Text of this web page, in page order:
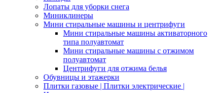
Лопаты для уборки снега
Миниклинеры
Мини стиральные машины и центрифуги
Мини стиральные машины активаторного
типа полуавтомат
Мини стиральные машины с отжимом
полуавтомат
Центрифуги для отжима белья
Обувницы и этажерки
Плитки газовые | Плитки электрические |